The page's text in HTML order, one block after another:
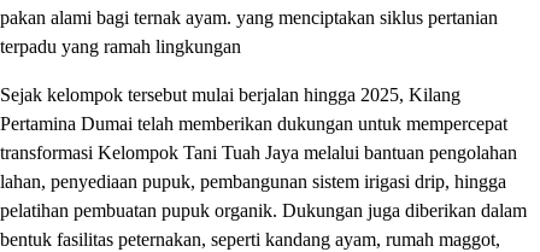
pakan alami bagi ternak ayam. yang menciptakan siklus pertanian
terpadu yang ramah lingkungan
Sejak kelompok tersebut mulai berjalan hingga 2025, Kilang
Pertamina Dumai telah memberikan dukungan untuk mempercepat
transformasi Kelompok Tani Tuah Jaya melalui bantuan pengolahan
lahan, penyediaan pupuk, pembangunan sistem irigasi drip, hingga
pelatihan pembuatan pupuk organik. Dukungan juga diberikan dalam
bentuk fasilitas peternakan, seperti kandang ayam, rumah maggot,